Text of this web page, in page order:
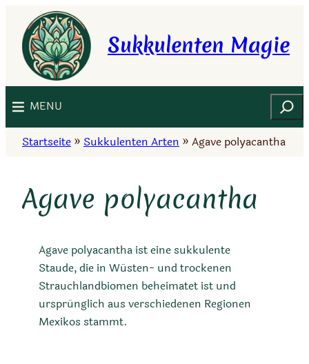
Inhalt
springen
Sukkulenten Magie
MENU Suchen
Startseite » Sukkulenten Arten » Agave polyacantha
Agave polyacantha
Agave polyacantha ist eine sukkulente
Staude, die in Wüsten- und trockenen
Strauchlandbiomen beheimatet ist und
ursprünglich aus verschiedenen Regionen
Mexikos stammt.